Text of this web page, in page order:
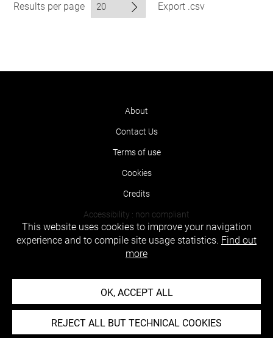
Results per page Export .csv
About
Contact Us
Terms of use
Cookies
Credits
Accessibility : non compliant
This website uses cookies to improve your navigation
experience and to compile site usage statistics. Find out
more
OK, ACCEPT ALL
REJECT ALL BUT TECHNICAL COOKIES